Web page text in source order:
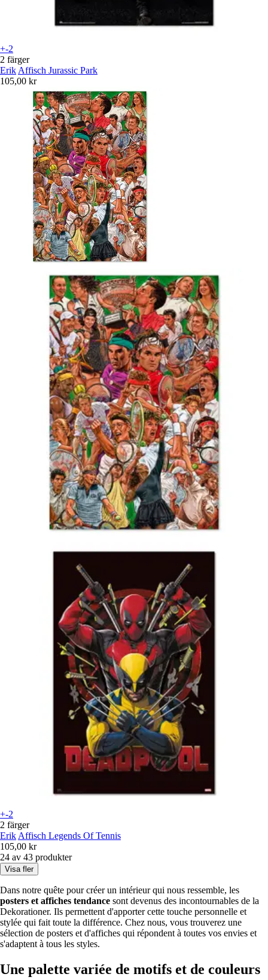
+-2
2 färger
Erik Affisch Jurassic Park
105,00 kr
+-2
2 färger
Erik Affisch Legends Of Tennis
105,00 kr
24 av 43 produkter
Visa fler
Dans notre quête pour créer un intérieur qui nous ressemble, les
posters et affiches tendance sont devenus des incontournables de la
Dekorationer. Ils permettent d'apporter cette touche personnelle et
stylée qui fait toute la différence. Chez nous, vous trouverez une
sélection de posters et d'affiches qui répondent à toutes vos envies et
s'adaptent à tous les styles.
Une palette variée de motifs et de couleurs